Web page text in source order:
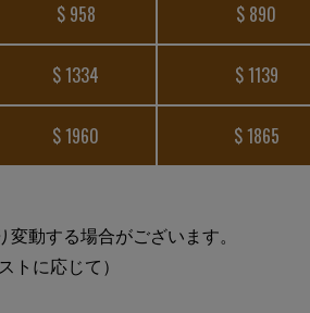
$ 958 $ 890
$ 1334 $ 1139
$ 1960 $ 1865
動する場合がございます。
トに応じて）